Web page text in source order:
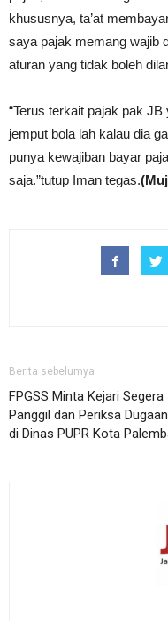
khususnya, ta’at
saya pajak memang wajib
aturan yang tidak boleh
“Terus terkait pajak pak
jemput bola lah kalau dia
punya kewajiban bayar
saja.”tutup Iman tegas.
Berita sebelumya
FPGSS Minta Kejari Segera
Panggil dan Periksa
di Dinas PUPR Kota